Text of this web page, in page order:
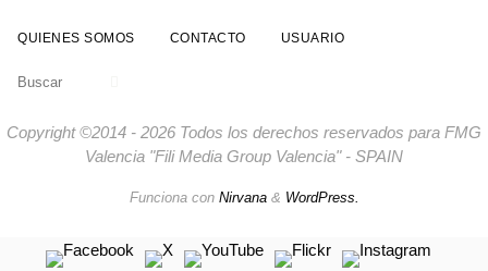
QUIENES SOMOS CONTACTO USUARIO
Copyright ©2014 - 2026 Todos los derechos reservados para FMG
Valencia "Fili Media Group Valencia" - SPAIN
Funciona con Nirvana& WordPress.